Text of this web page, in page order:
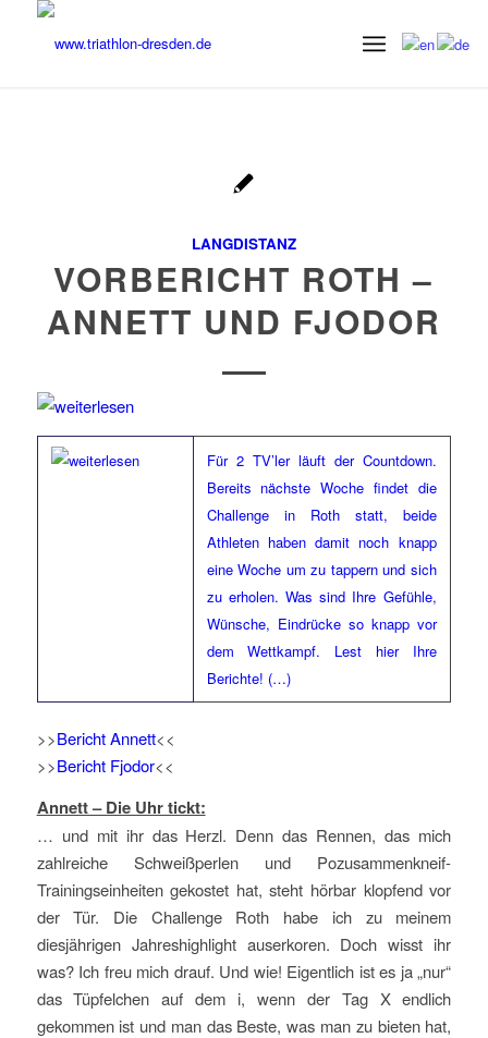
LANGDISTANZ
VORBERICHT ROTH –
ANNETT UND FJODOR
Für 2 TV’ler läuft der Countdown.
Bereits nächste Woche findet die
Challenge in Roth statt, beide
Athleten haben damit noch knapp
eine Woche um zu tappern und sich
zu erholen. Was sind Ihre Gefühle,
Wünsche, Eindrücke so knapp vor
dem Wettkampf. Lest hier Ihre
Berichte! (…)
>>Bericht Annett<<
>>Bericht Fjodor<<
Annett – Die Uhr tickt:
… und mit ihr das Herzl. Denn das Rennen, das mich
zahlreiche Schweißperlen und Pozusammenkneif-
Trainingseinheiten gekostet hat, steht hörbar klopfend vor
der Tür. Die Challenge Roth habe ich zu meinem
diesjährigen Jahreshighlight auserkoren. Doch wisst ihr
was? Ich freu mich drauf. Und wie! Eigentlich ist es ja „nur“
das Tüpfelchen auf dem i, wenn der Tag X endlich
gekommen ist und man das Beste, was man zu bieten hat,